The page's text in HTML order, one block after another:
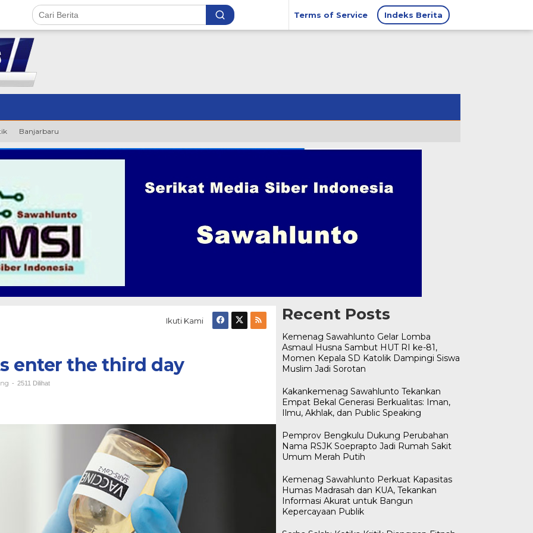
Terms of Service Indeks Berita
Banjarbaru
Ikuti Kami
enter the third day
- 2511 Dilihat
Recent Posts
Kemenag Sawahlunto Gelar Lomba
Asmaul Husna Sambut HUT RI ke-81,
Momen Kepala SD Katolik Dampingi Siswa
Muslim Jadi Sorotan
Kakankemenag Sawahlunto Tekankan
Empat Bekal Generasi Berkualitas: Iman,
Ilmu, Akhlak, dan Public Speaking
Pemprov Bengkulu Dukung Perubahan
Nama RSJK Soeprapto Jadi Rumah Sakit
Umum Merah Putih
Kemenag Sawahlunto Perkuat Kapasitas
Humas Madrasah dan KUA, Tekankan
Informasi Akurat untuk Bangun
Kepercayaan Publik